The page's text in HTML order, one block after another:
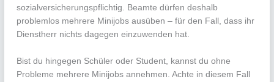
sozialversicherungspflichtig. Beamte dürfen deshalb
problemlos mehrere Minijobs ausüben – für den Fall, dass ihr
Dienstherr nichts dagegen einzuwenden hat.
Bist du hingegen Schüler oder Student, kannst du ohne
Probleme mehrere Minijobs annehmen. Achte in diesem Fall